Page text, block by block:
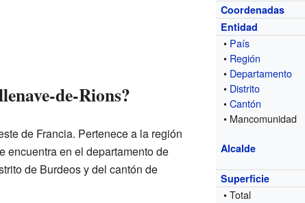
Coordenadas
Entidad
• País
• Región
• Departamento
• Distrito
•Cantón
• Mancomunidad
Alcalde
Superficie
• Total
de-Rions?
de Francia. Pertenece a la región
encuentra en el departamento de
de Burdeos y del cantón de